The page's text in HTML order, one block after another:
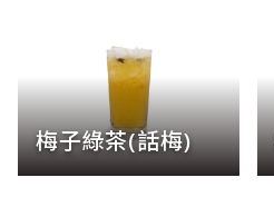
梅子綠茶(話梅)